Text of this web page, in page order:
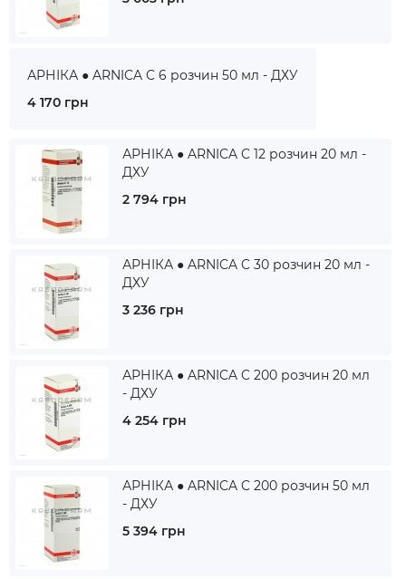
АРНІКА ● ARNICA C 6 розчин 50 мл - ДХУ
4 170 грн
АРНІКА ● ARNICA C 12 розчин 20 мл -
ДХУ
2 794 грн
АРНІКА ● ARNICA C 30 розчин 20 мл -
ДХУ
3 236 грн
АРНІКА ● ARNICA C 200 розчин 20 мл
- ДХУ
4 254 грн
АРНІКА ● ARNICA C 200 розчин 50 мл
- ДХУ
5 394 грн